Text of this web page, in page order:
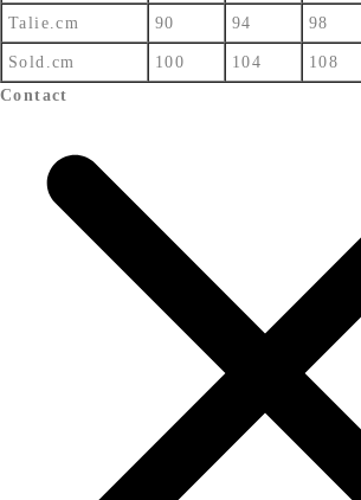
Talie.cm 90 94 98
Sold.cm 100 104 108
Contact